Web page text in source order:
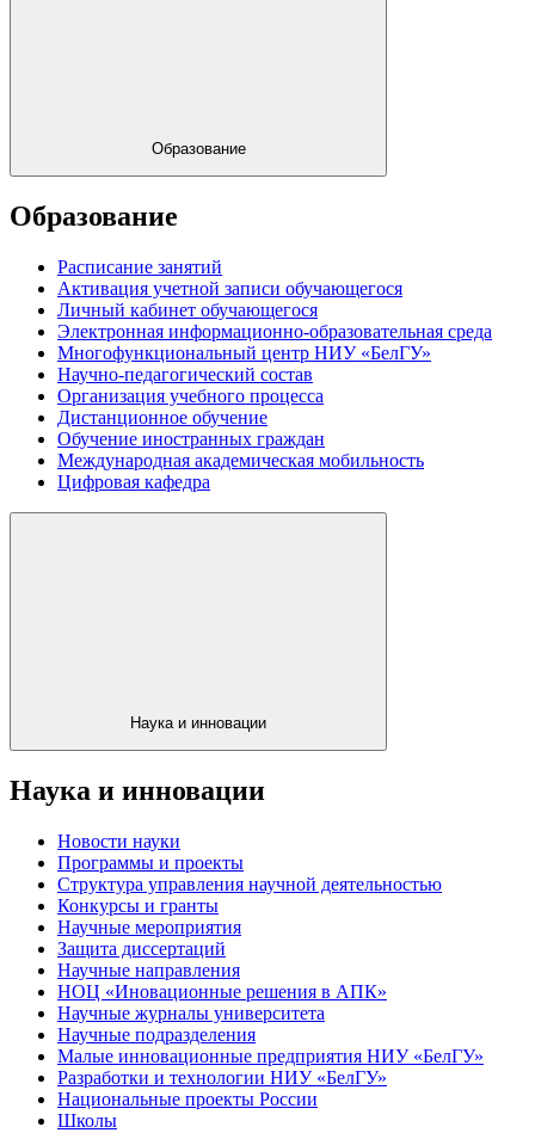
Образование
Образование
Расписание занятий
Активация учетной записи обучающегося
Личный кабинет обучающегося
Электронная информационно-образовательная среда
Многофункциональный центр НИУ «БелГУ»
Научно-педагогический состав
Организация учебного процесса
Дистанционное обучение
Обучение иностранных граждан
Международная академическая мобильность
Цифровая кафедра
Наука и инновации
Наука и инновации
Новости науки
Программы и проекты
Структура управления научной деятельностью
Конкурсы и гранты
Научные мероприятия
Защита диссертаций
Научные направления
НОЦ «Иновационные решения в АПК»
Научные журналы университета
Научные подразделения
Малые инновационные предприятия НИУ «БелГУ»
Разработки и технологии НИУ «БелГУ»
Национальные проекты России
Школы